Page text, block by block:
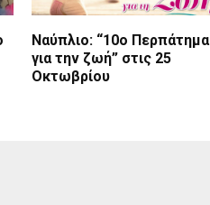
Ναύπλιο: “10ο Περπάτημα
για την ζωή” στις 25
Οκτωβρίου